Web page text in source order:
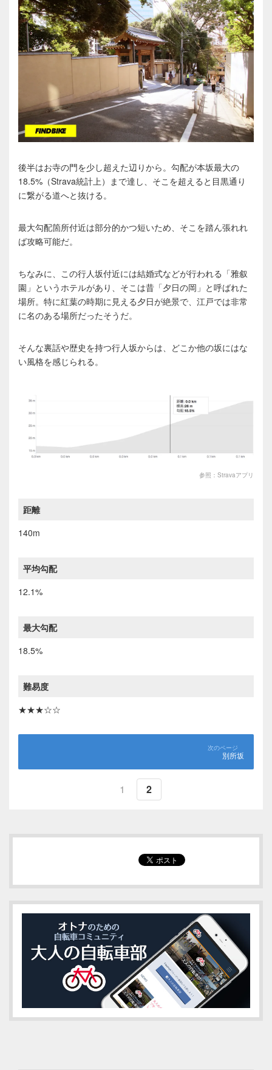
後半はお寺の門を少し超えた辺りから。勾配が本坂最大の
18.5%（Strava統計上）まで達し、そこを超えると目黒通り
に繋がる道へと抜ける。
最大勾配箇所付近は部分的かつ短いため、そこを踏ん張れれ
ば攻略可能だ。
ちなみに、この行人坂付近には結婚式などが行われる「雅叙
園」というホテルがあり、そこは昔「夕日の岡」と呼ばれた
場所。特に紅葉の時期に見える夕日が絶景で、江戸では非常
に名のある場所だったそうだ。
そんな裏話や歴史を持つ行人坂からは、どこか他の坂にはな
い風格を感じられる。
参照：Stravaアプリ
距離
140m
平均勾配
12.1%
最大勾配
18.5%
難易度
★★★☆☆
別所坂
1 2